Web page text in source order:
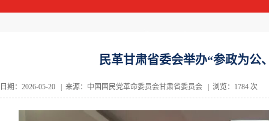
民革甘肃省委会举办“参政为公
日期：2026-05-20 | 来源：中国国民党革命委员会甘肃省委员会 | 浏览：1784 次